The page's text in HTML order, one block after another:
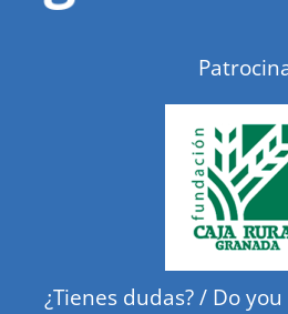
¿Tienes dudas? / Do